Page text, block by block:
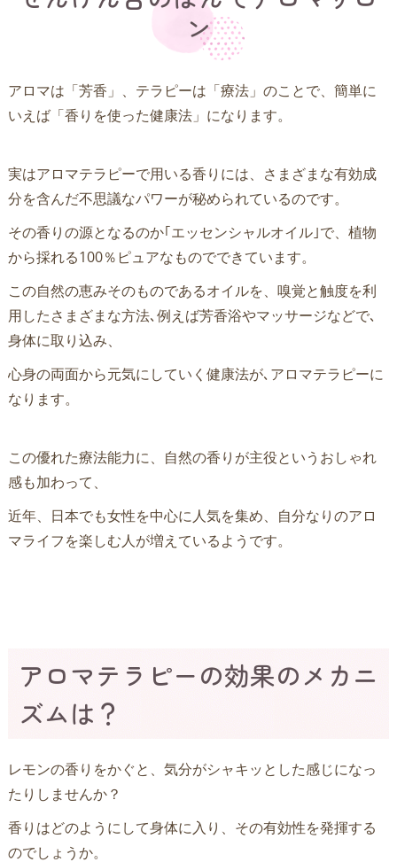
ン
アロマは「芳香」、テラピーは「療法」のことで、簡単に
いえば「香りを使った健康法」になります。
実はアロマテラピーで用いる香りには、さまざまな有効成
分を含んだ不思議なパワーが秘められているのです。
その香りの源となるのか｢エッセンシャルオイル｣で、植物
から採れる100％ピュアなものでできています。
この自然の恵みそのものであるオイルを、嗅覚と触度を利
用したさまざまな方法､例えば芳香浴やマッサージなどで､
身体に取り込み、
心身の両面から元気にしていく健康法が､アロマテラピーに
なります。
この優れた療法能力に、自然の香りが主役というおしゃれ
感も加わって、
近年、日本でも女性を中心に人気を集め、自分なりのアロ
マライフを楽しむ人が増えているようです。
アロマテラピーの効果のメカニ
ズムは？
レモンの香りをかぐと、気分がシャキッとした感じになっ
たりしませんか？
香りはどのようにして身体に入り、その有効性を発揮する
のでしょうか。